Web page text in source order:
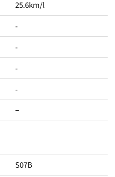
25.6km/l
-
-
-
-
−
S07B